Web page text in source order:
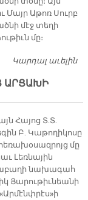
Մայր Աթոռ Սուրբ
մէջ տեղի
մը։
Կարդալ աւելին
ԱՐՑԱԽԻ
Հայոց Տ.Տ.
Բ. Կաթողիկոսը
մը
Լեռնային
նախագահ
Յարութիւնեանի